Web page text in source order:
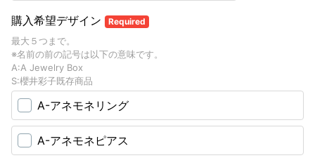
購入希望デザイン Required
最大５つまで。
※名前の前の記号は以下の意味です。
A:A Jewelry Box
S:櫻井彩子既存商品
A-アネモネリング
A-アネモネピアス